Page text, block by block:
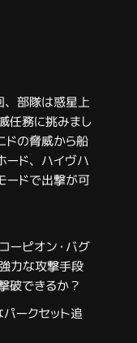
、部隊は惑星上
任務に挑みまし
ドの脅威から船
ード、ハイヴハ
ードで出撃が可
ーピオン・バグ
力な攻撃手段
破できるか？
パークセット追